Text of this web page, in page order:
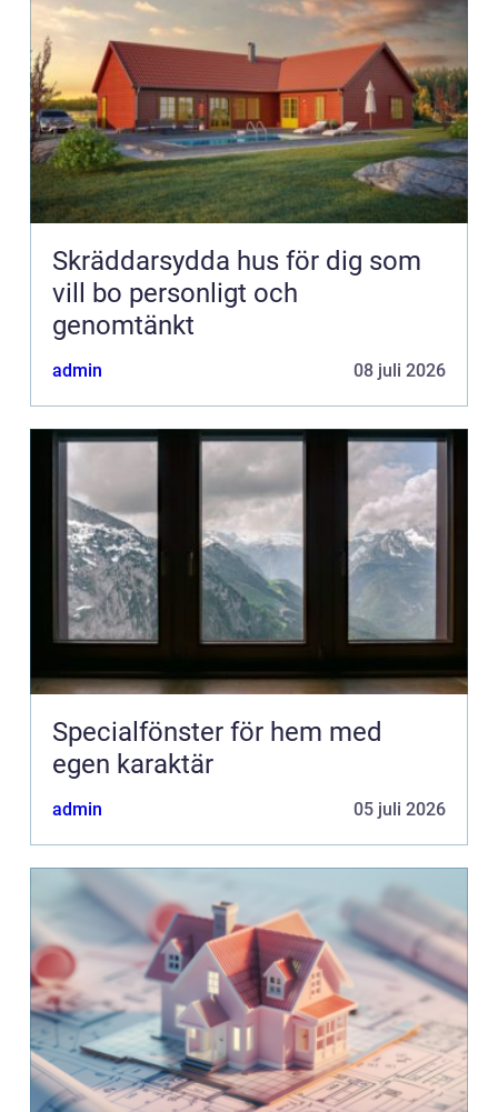
Skräddarsydda hus för dig som
vill bo personligt och
genomtänkt
admin 08 juli 2026
Specialfönster för hem med
egen karaktär
admin 05 juli 2026